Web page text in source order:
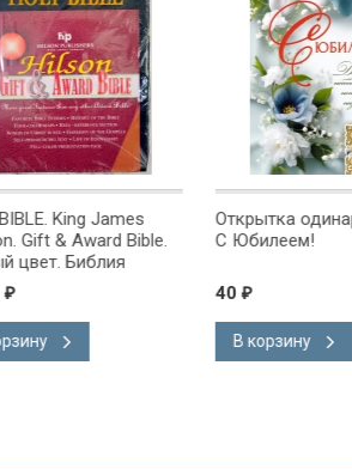
King James
Gift & Award Bible.
цвет. Библия
Иакова на
языке.
карты, закладка,
вкладка, слова
Открытка
С Юбилеем!
40₽
В корзину